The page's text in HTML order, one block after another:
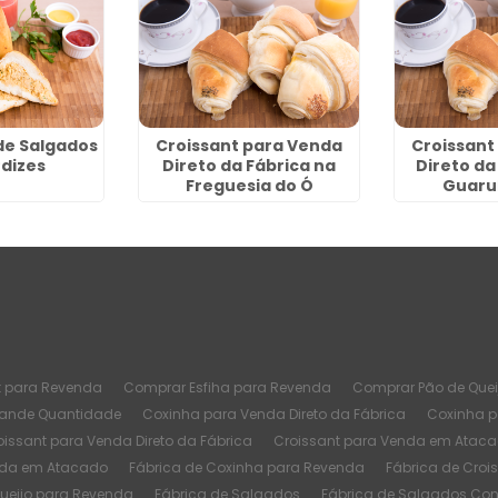
Salgados
Croissant para Venda
Direto da Fábrica na
Freguesia do Ó
Direto
Revenda Comprar Esfiha para Revenda Comprar Pão de
Quantidade Coxinha para Venda Direto da Fábrica
Coxinha
para Venda Direto da Fábrica Croissant para Venda em
em Atacado Fábrica de Coxinha para Revenda
Fábrica de
para Revenda Fábrica de Salgados Fábrica de Salgados